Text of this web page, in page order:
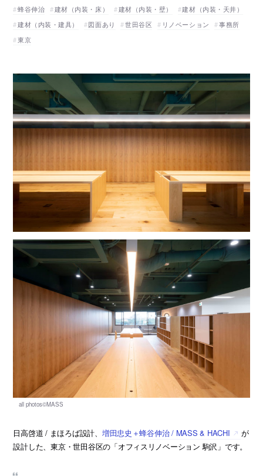
蜂谷伸治
建材（内装・床） 建材（内装・壁）
建材（内装・天井）
建材（内装・建具）
図面あり 世田谷区 リノベーション
事務所
東京
日高啓道 / まほろば設計、 増田忠史＋蜂谷伸治 / MASS & HACHI
が
設計した、東京・世田谷区の「オフィスリノベーション 駒沢」です。